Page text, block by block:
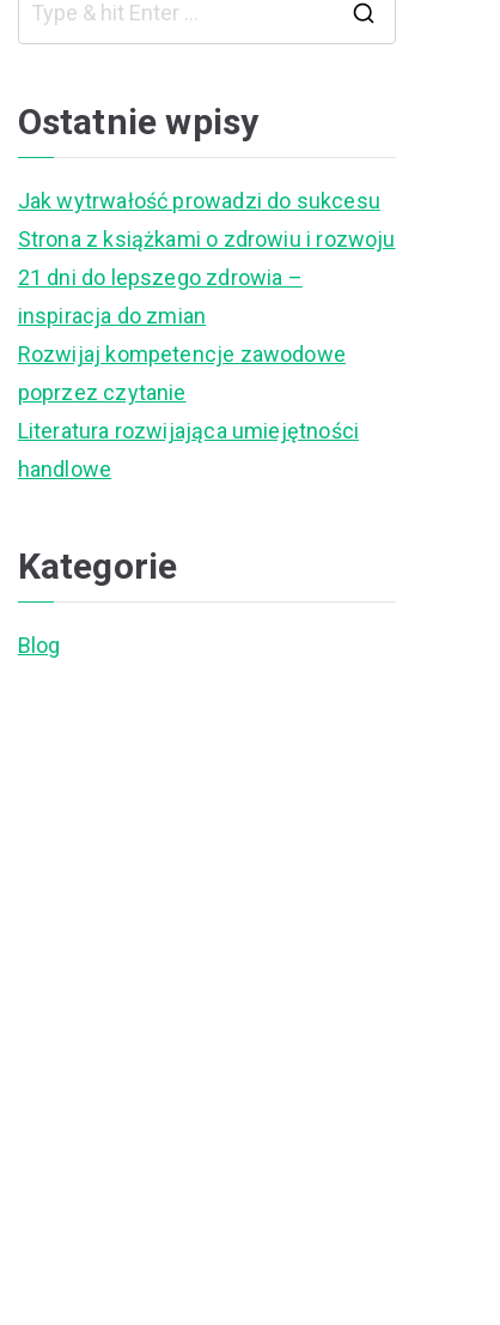
Ostatnie wpisy
Jak wytrwałość prowadzi do sukcesu
Strona z książkami o zdrowiu i rozwoju
21 dni do lepszego zdrowia –
inspiracja do zmian
Rozwijaj kompetencje zawodowe
poprzez czytanie
Literatura rozwijająca umiejętności
handlowe
Kategorie
Blog